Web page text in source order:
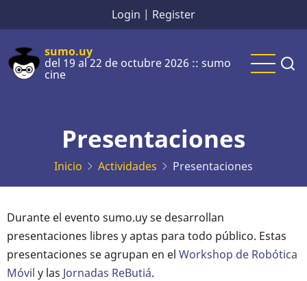
al
contenido
principal
Login | Register
sumo.uy
del 19 al 22 de octubre 2026 :: sumo
cine
Presentaciones
Inicio Actividades Presentaciones
Durante el evento sumo.uy se desarrollan
presentaciones libres y aptas para todo público. Estas
presentaciones se agrupan en el Workshop de Robótica
Móvil y las Jornadas ReButiá.